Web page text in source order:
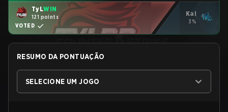
TyLWIN
121 points
VOTED
Kal
3%
RESUMO DA PONTUAÇÃO
SELECIONE UM JOGO